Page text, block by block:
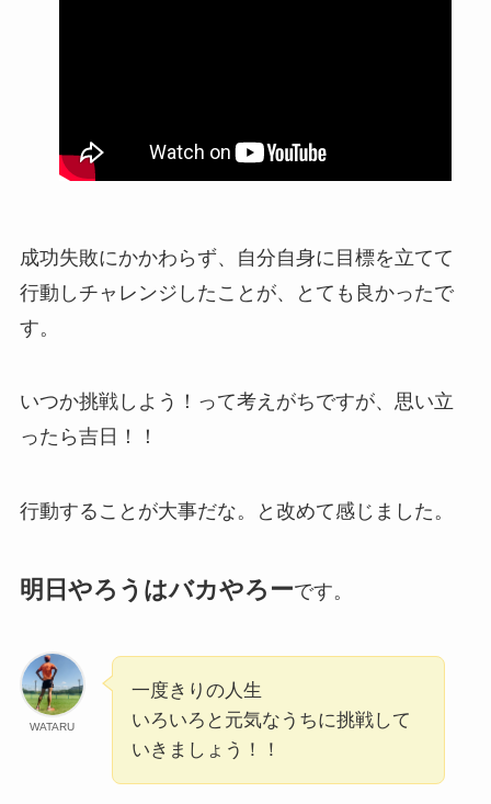
成功失敗にかかわらず、自分自身に目標を立てて
行動しチャレンジしたことが、とても良かったで
す。
いつか挑戦しよう！って考えがちですが、思い立
ったら吉日！！
行動することが大事だな。と改めて感じました。
明日やろうはバカやろーです。
WATARU
一度きりの人生
いろいろと元気なうちに挑戦して
いきましょう！！